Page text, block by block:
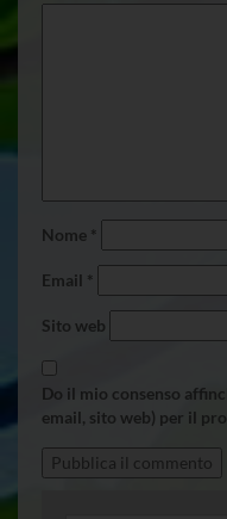
Nome *
Email *
Sito web
Do il mio consenso
email, sito web) per il